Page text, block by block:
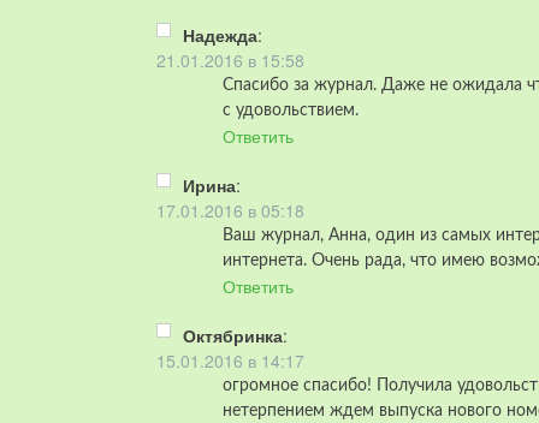
Надежда:
21.01.2016 в 15:58
Cпасибо за журнал. Даже не ожидала
с удовольствием.
Ответить
Ирина:
17.01.2016 в 05:18
Ваш журнал, Анна, один из самых
интернета. Очень рада, что имею
Ответить
Октябринка:
15.01.2016 в 14:17
огромное спасибо! Получила
нетерпением ждем выпуска нового